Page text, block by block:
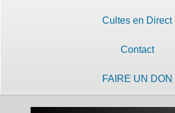
Cultes en Direct
Contact
FAIRE UN DON